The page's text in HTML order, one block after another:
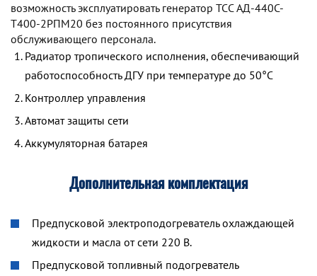
возможность эксплуатировать генератор TCC АД-440С-
Т400-2РПМ20 без постоянного присутствия
обслуживающего персонала.
Радиатор тропического исполнения, обеспечивающий
работоспособность ДГУ при температуре до 50°С
Контроллер управления
Автомат защиты сети
Аккумуляторная батарея
Дополнительная комплектация
Предпусковой электроподогреватель охлаждающей
жидкости и масла от сети 220 В.
Предпусковой топливный подогреватель